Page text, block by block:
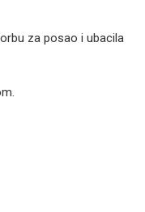
za posao i ubacila